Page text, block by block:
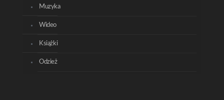
Muzyka
Wideo
Książki
Odzież